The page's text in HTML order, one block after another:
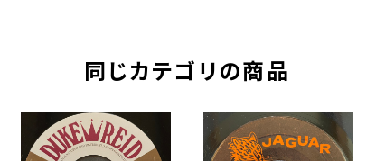
同じカテゴリの商品